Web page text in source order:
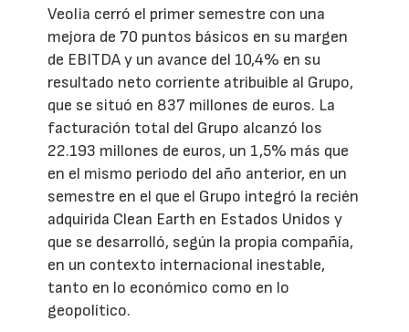
Veolia cerró el primer semestre con una
mejora de 70 puntos básicos en su margen
de EBITDA y un avance del 10,4% en su
resultado neto corriente atribuible al Grupo,
que se situó en 837 millones de euros. La
facturación total del Grupo alcanzó los
22.193 millones de euros, un 1,5% más que
en el mismo periodo del año anterior, en un
semestre en el que el Grupo integró la recién
adquirida Clean Earth en Estados Unidos y
que se desarrolló, según la propia compañía,
en un contexto internacional inestable,
tanto en lo económico como en lo
geopolítico.